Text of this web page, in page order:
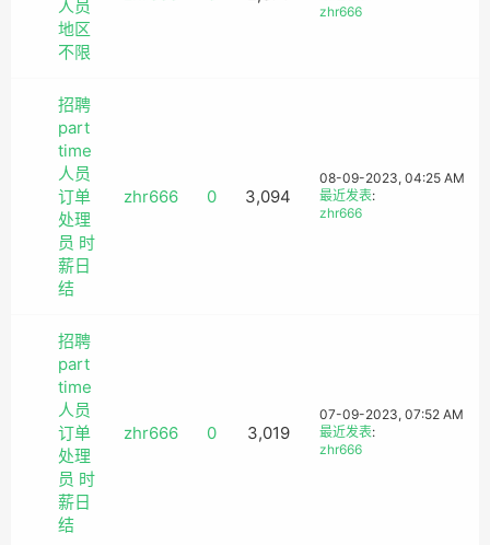
人员
地区
不限
zhr666
招聘
part
time
人员
订单
处理
员 时
薪日
结
zhr666 0 3,094
08-09-2023, 04:25 AM
最近发表:
zhr666
招聘
part
time
人员
订单
处理
员 时
薪日
结
zhr666 0 3,019
07-09-2023, 07:52 AM
最近发表:
zhr666